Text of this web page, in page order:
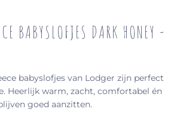
BABYSLOFJES DARK HONEY -
babyslofjes van Lodger zijn perfect
Heerlijk warm, zacht, comfortabel én
goed aanzitten.